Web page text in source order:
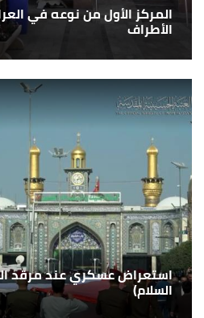
المركز الأول من نوعه في
الأطراف
استعراض عسكري عند مرقد
السلام)